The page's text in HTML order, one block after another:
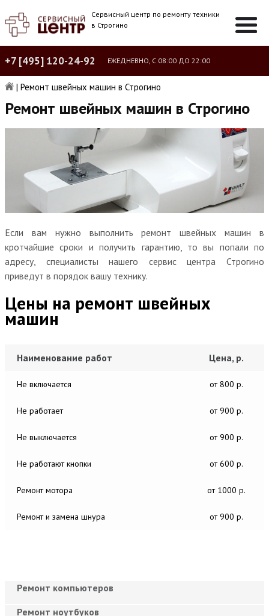
Сервисный центр по ремонту техники
в Строгино
+7 [495] 120-24-92 ЕЖЕДНЕВНО, С 08:00 ДО 22:00
| Ремонт швейных машин в Строгино
Ремонт швейных машин в Строгино
Если вам нужно выполнить ремонт швейных машин в
кротчайшие сроки и получить гарантию, то вы попали по
адресу, специалисты нашего сервис центра Строгино
приведут в порядок вашу технику.
Цены на ремонт швейных
машин
Наименование работ Цена, р.
Не включается от 800 р.
Не работает от 900 р.
Не выключается от 900 р.
Не работают кнопки от 600 р.
Ремонт мотора от 1000 р.
Ремонт и замена шнура от 900 р.
Ремонт компьютеров
Ремонт ноутбуков